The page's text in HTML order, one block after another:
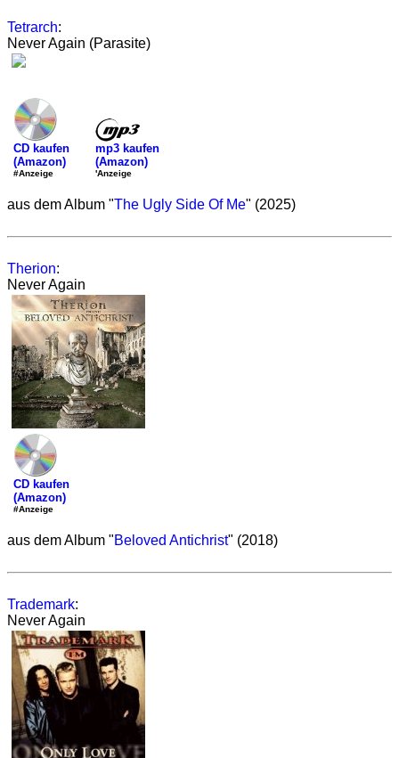
Tetrarch:
Never Again (Parasite)
CD kaufen
(Amazon)
#Anzeige
mp3 kaufen
(Amazon)
'Anzeige
aus dem Album "The Ugly Side Of Me" (2025)
Therion:
Never Again
CD kaufen
(Amazon)
#Anzeige
aus dem Album "Beloved Antichrist" (2018)
Trademark:
Never Again